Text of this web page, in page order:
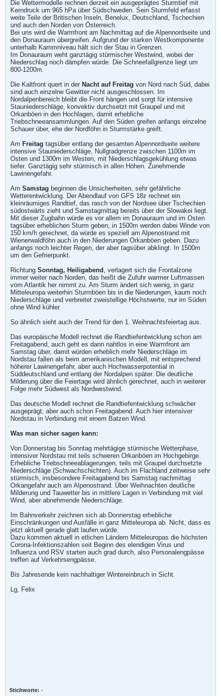
Die Wettermodelle rechnen derzeit ein ausgeprägtes Sturmtief mit
Kerndruck um 965 hPa über Südschweden. Sein Sturmfeld erfasst
weite Teile der Britischen Inseln, Benelux, Deutschland, Tschechien
und auch den Norden von Österreich.
Bei uns wird die Warmfront am Nachmittag auf die Alpennordseite und
den Donauraum übergreifen. Aufgrund der starken Westkomponente
unterhalb Kammniveau hält sich der Stau in Grenzen.
Im Donauraum weht ganztägig stürmischer Westwind, wobei der
Niederschlag noch dämpfen würde. Die Schneefallgrenze liegt um
800-1200m.
Die Kaltfront quert in der Nacht auf Freitag von Nord nach Süd, dabei
sind auch einzelne Gewitter nicht ausgeschlossen. Im
Nordalpenbereich bleibt die Front hängen und sorgt für intensive
Stauniederschläge, konvektiv durchsetzt mit Graupel und mit
Orkanböen in den Hochlagen, damit erhebliche
Triebschneeansammlungen. Auf den Süden greifen anfangs einzelne
Schauer über, ehe der Nordföhn in Sturmstärke greift.
Am Freitag tagsüber entlang der gesamten Alpennordseite weitere
intensive Stauniederschläge, Nullgradgrenze zwischen 1100m im
Osten und 1300m im Westen, mit Niederschlagsgekühlung etwas
tiefer. Ganztägig sehr stürmisch in allen Höhen. Zunehmende
Lawinengefahr.
Am Samstag beginnen die Unsicherheiten, sehr gefährliche
Wetterentwicklung. Der Abendlauf von GFS 18z rechnet ein
kleinräumiges Randtief, das rasch von der Nordsee über Tschechien
südostwärts zieht und Samstagmittag bereits über der Slowakei liegt.
Mit dieser Zugbahn würde es vor allem im Donauraum und im Osten
tagsüber erheblichen Sturm geben, in 1500m werden dabei Winde von
150 km/h gerechnet, da würde es speziell am Alpenostrand mit
Wienerwaldföhn auch in den Niederungen Orkanböen geben. Dazu
anfangs noch leichter Regen, der aber tagsüber abklingt. In 1500m
um den Gefrierpunkt.
Richtung Sonntag, Heiligabend , verlagert sich die Frontalzone
immer weiter nach Norden, das heißt die Zufuhr warmer Luftmassen
vom Atlantik her nimmt zu. Am Sturm ändert sich wenig, in ganz
Mitteleuropa weiterhin Sturmböen bis in die Niederungen, kaum noch
Niederschläge und verbreitet zweistellige Höchstwerte, nur im Süden
ohne Wind kühler.
So ähnlich sieht auch der Trend für den 1. Weihnachtsfeiertag aus.
Das europäische Modell rechnet die Randtiefentwicklung schon am
Freitagabend, auch geht es dann nahtlos in eine Warmfront am
Samstag über, damit würden erheblich mehr Niederschläge im
Nordstau fallen als beim amerikanischen Modell, mit entsprechend
höherer Lawinengefahr, aber auch Hochwasserpotential in
Süddeutschland und entlang der Nordalpen später. Die deutliche
Milderung über die Feiertage wird ähnlich gerechnet, auch in weiterer
Folge mehr Südwest als Nordwestwind.
Das deutsche Modell rechnet die Randtiefentwicklung schwächer
ausgeprägt, aber auch schon Freitagabend. Auch hier intensiver
Nordstau in Verbindung mit einem Batzen Wind.
Was man sicher sagen kann:
Von Donnerstag bis Sonntag mehrtägige stürmische Wetterphase,
intensiver Nordstau mit teils schweren Orkanböen im Hochgebirge.
Erhebliche Triebschneeablagerungen, teils mit Graupel durchsetzte
Niederschläge (Schwachschichten). Auch im Flachland zeitweise sehr
stürmisch, insbesondere Freitagabend bis Samstag nachmittag
Orkangefahr auch am Alpenostrand. Über Weihnachten deutliche
Milderung und Tauwetter bis in mittlere Lagen in Verbindung mit viel
Wind, aber abnehmende Niederschläge.
Im Bahnverkehr zeichnen sich ab Donnerstag erhebliche
Einschränkungen und Ausfälle in ganz Mitteleuropa ab. Nicht, dass es
jetzt aktuell gerade glatt laufen würde.
Dazu kommen aktuell in etlichen Ländern Mitteleuropas die höchsten
Corona-Infektionszahlen seit Beginn des elendigen Virus und
Influenza und RSV starten auch grad durch, also Personalengpässe
treffen auf Verkehrsengpässe.
Bis Jahresende kein nachhaltiger Wintereinbruch in Sicht.
Lg, Felix
Stichworte: -